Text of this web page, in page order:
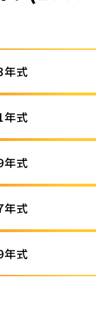
年式
年式
年式
年式
年式